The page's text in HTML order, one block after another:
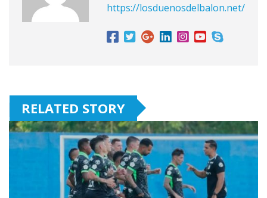
https://losduenosdelbalon.net/
RELATED STORY